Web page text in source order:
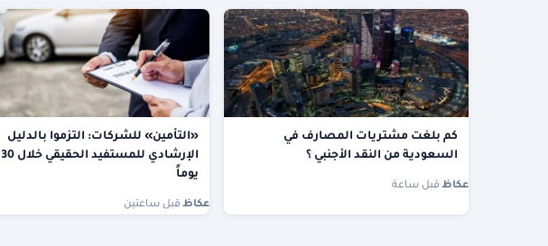
كم بلغت مشتريات المصارف في
السعودية من النقد الأجنبي ؟
عكاظ قبل ساعة
«التأمين» للشركات: التزموا بالدليل
الإرشادي للمستفيد الحقيقي خلال 30
يوماً
عكاظ· قبل ساعتين